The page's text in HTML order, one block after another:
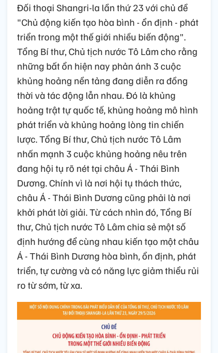
Đối thoại Shangri-la lần thứ 23 với chủ đề
"Chủ động kiến tạo hòa bình - ổn định - phát
triển trong một thế giới nhiều biến động".
Tổng Bí thư, Chủ tịch nước Tô Lâm cho rằng
những bất ổn hiện nay phản ánh 3 cuộc
khủng hoảng nền tảng đang diễn ra đồng
thời và tác động lẫn nhau. Đó là khủng
hoảng trật tự quốc tế, khủng hoảng mô hình
phát triển và khủng hoảng lòng tin chiến
lược. Tổng Bí thư, Chủ tịch nước Tô Lâm
nhấn mạnh 3 cuộc khủng hoảng nêu trên
đang hội tụ rõ nét tại châu Á - Thái Bình
Dương. Chính vì là nơi hội tụ thách thức,
châu Á - Thái Bình Dương cũng phải là nơi
khởi phát lời giải. Từ cách nhìn đó, Tổng Bí
thư, Chủ tịch nước Tô Lâm chia sẻ một số
định hướng để cùng nhau kiến tạo một châu
Á - Thái Bình Dương hòa bình, ổn định, phát
triển, tự cường và có năng lực giảm thiểu rủi
ro từ sớm, từ xa.